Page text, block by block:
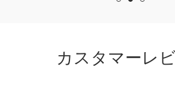
カスタマーレ